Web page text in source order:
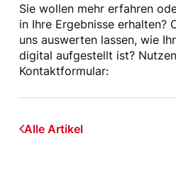
Sie wollen mehr erfahren
in Ihre Ergebnisse erhalten?
uns auswerten lassen, wie
digital aufgestellt ist?
Kontaktformular:
Alle Artikel